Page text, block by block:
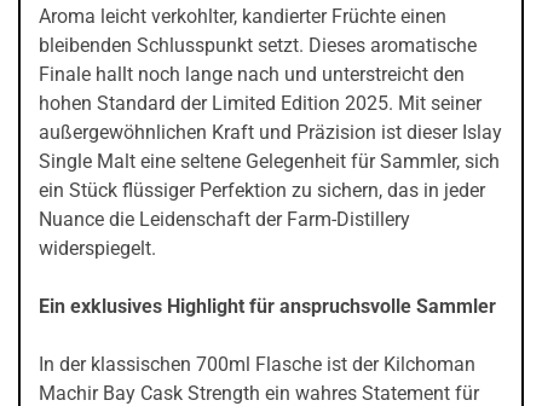
Aroma leicht verkohlter, kandierter Früchte einen
bleibenden Schlusspunkt setzt. Dieses aromatische
Finale hallt noch lange nach und unterstreicht den
hohen Standard der Limited Edition 2025. Mit seiner
außergewöhnlichen Kraft und Präzision ist dieser Islay
Single Malt eine seltene Gelegenheit für Sammler, sich
ein Stück flüssiger Perfektion zu sichern, das in jeder
Nuance die Leidenschaft der Farm-Distillery
widerspiegelt.
Ein exklusives Highlight für anspruchsvolle Sammler
In der klassischen 700ml Flasche ist der Kilchoman
Machir Bay Cask Strength ein wahres Statement für